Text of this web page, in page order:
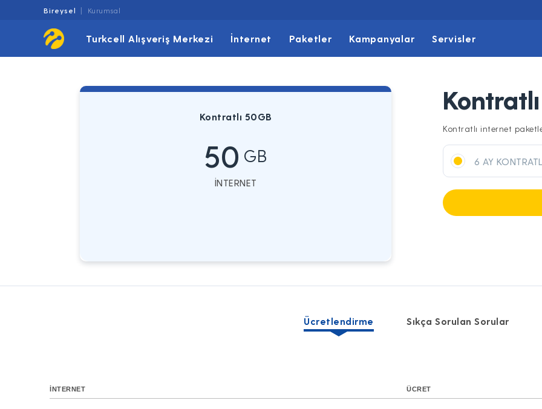
Bireysel Kurumsal
Turkcell Alışveriş Merkezi İnternet Paketler Kampanyalar Servisler
Kontratlı internet
6 AY
Kontratlı 50GB
50 GB
İNTERNET
Ücretlendirme Sıkça Sorulan Sorular
İNTERNET ÜCRET